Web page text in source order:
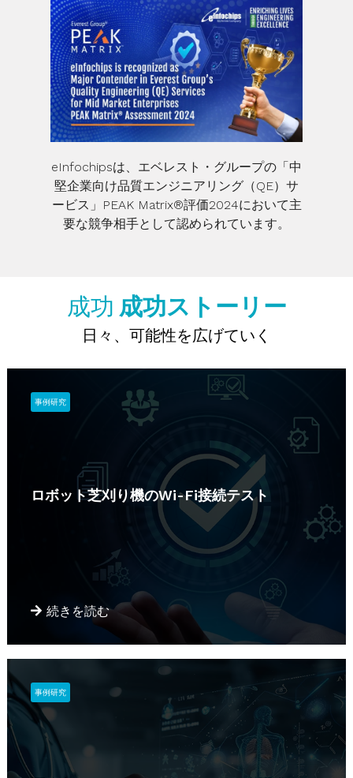
eInfochipsは、エベレスト・グループの「中
堅企業向け品質エンジニアリング（QE）サ
ービス」PEAK Matrix®評価2024において主
要な競争相手として認められています。
成功 成功ストーリー
日々、可能性を広げていく
ロボット芝刈り機のWi-Fi接続テスト
続きを読む
事例研究
事例研究